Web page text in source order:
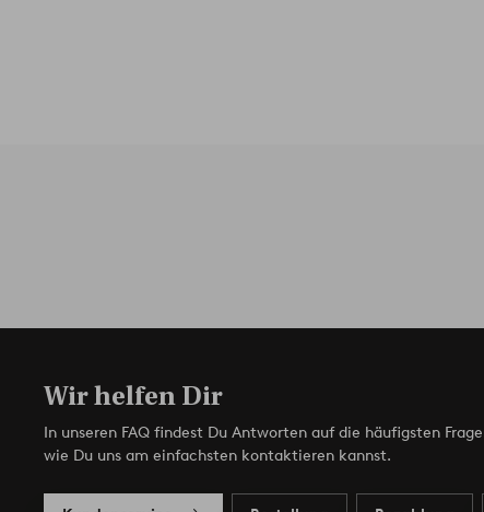
Wir helfen Dir
In unseren FAQ findest Du Antworten auf die häufigsten
wie Du uns am einfachsten kontaktieren kannst.